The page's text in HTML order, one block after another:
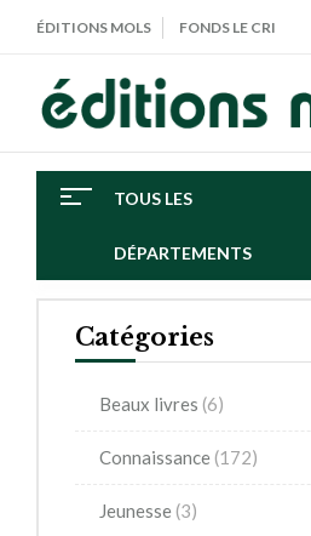
ÉDITIONS MOLS FONDS LE CRI
TOUS LES
DÉPARTEMENTS
Catégories
Beaux livres (6)
Connaissance (172)
Jeunesse (3)